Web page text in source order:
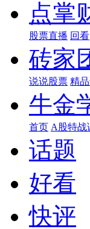
点掌
股票直播 回看
砖家
说说股票 精
牛金
首页 A股特战
话题
好看
快评